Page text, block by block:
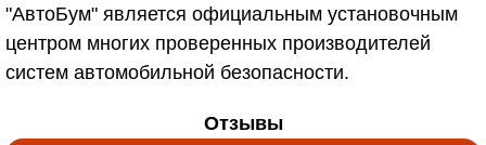
"АвтоБум" является официальным установочным
центром многих проверенных производителей
систем автомобильной безопасности.
Отзывы